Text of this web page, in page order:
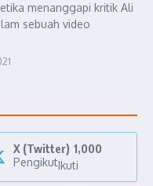
menanggapi kritik Ali
sebuah video
X (Twitter) 1,000
PengikutIkuti